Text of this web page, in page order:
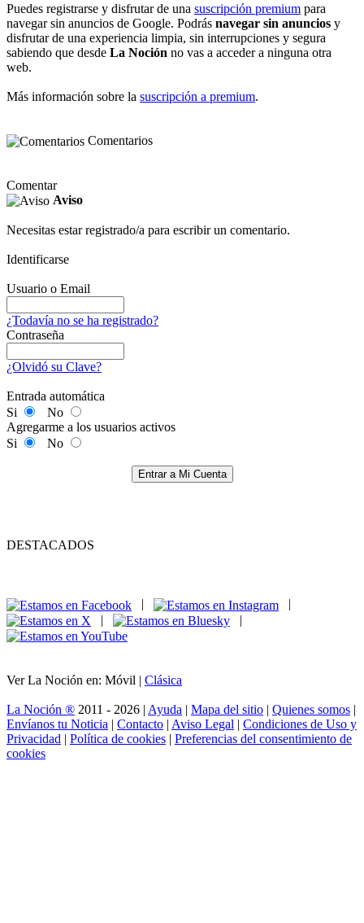
Puedes registrarse y disfrutar de una suscripción premium para
navegar sin anuncios de Google. Podrás navegar sin anuncios y
disfrutar de una experiencia limpia, sin interrupciones y segura
sabiendo que desde La Noción no vas a acceder a ninguna otra
web.
Más información sobre la suscripción a premium.
Comentarios
Comentar
Aviso
Necesitas estar registrado/a para escribir un comentario.
Identificarse
Usuario o Email
¿Todavía no se ha registrado?
Contraseña
¿Olvidó su Clave?
Entrada automática
Si
No
Agregarme a los usuarios activos
Si
No
Entrar a Mi Cuenta
DESTACADOS
|
|
Ver La Noción en: Móvil | Clásica
La Noción ® 2011 - 2026 | Ayuda | Mapa del sitio | Quienes somos |
Envíanos tu Noticia | Contacto | Aviso Legal | Condiciones de Uso y
Privacidad | Política de cookies | Preferencias del consentimiento de
cookies